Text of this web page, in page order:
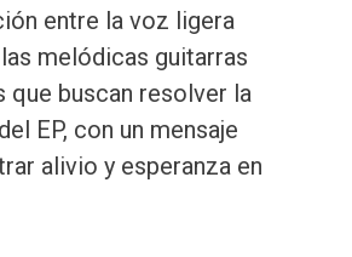
entre la voz ligera
melódicas guitarras
que buscan resolver la
EP, con un mensaje
alivio y esperanza en